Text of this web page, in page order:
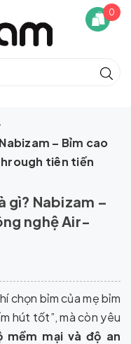
0
– Bỉm cao
tiên tiến
gì? Nabizam –
nghệ Air-
chọn bỉm của mẹ bỉm
hút tốt”, mà còn yêu
mềm mại và độ an